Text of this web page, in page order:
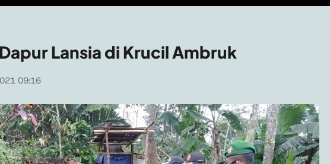
Lansia di Krucil Ambruk
09:16